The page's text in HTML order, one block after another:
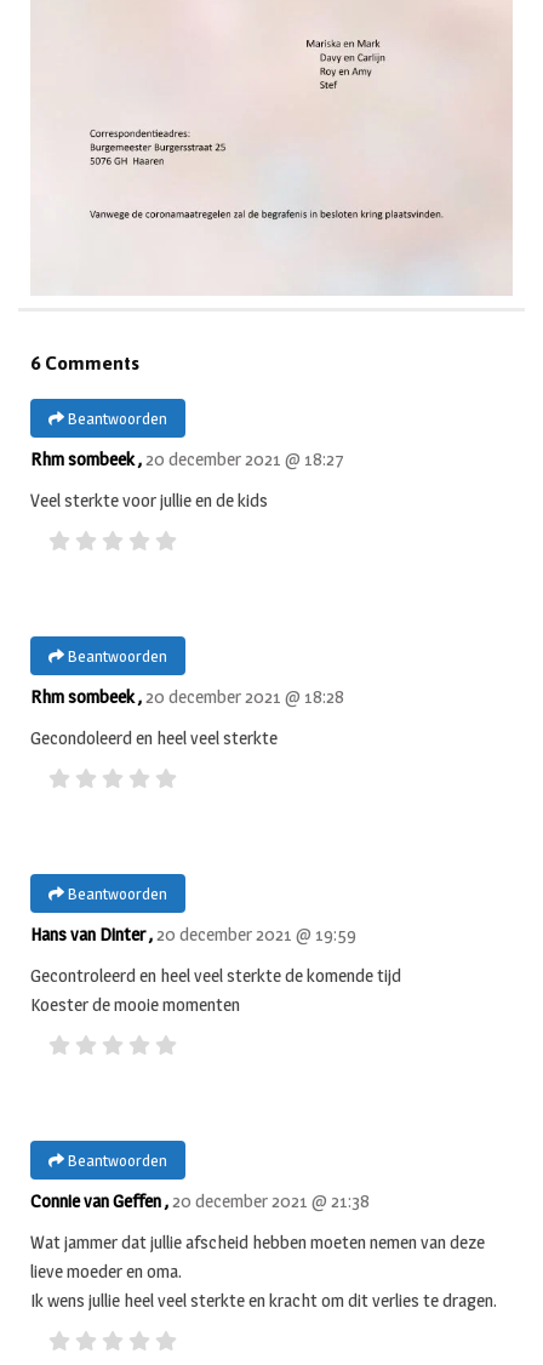
6 Comments
Beantwoorden
Rhm sombeek ,20 december 2021 @ 18:27
Veel sterkte voor jullie en de kids
Beantwoorden
Rhm sombeek ,20 december 2021 @ 18:28
Gecondoleerd en heel veel sterkte
Beantwoorden
Hans van Dinter ,20 december 2021 @ 19:59
Gecontroleerd en heel veel sterkte de komende tijd
Koester de mooie momenten
Beantwoorden
Connie van Geffen ,20 december 2021 @ 21:38
Wat jammer dat jullie afscheid hebben moeten nemen van deze
lieve moeder en oma.
Ik wens jullie heel veel sterkte en kracht om dit verlies te dragen.